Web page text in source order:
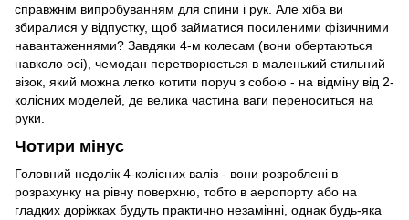
справжнім випробуванням для спини і рук. Але хіба ви
збиралися у відпустку, щоб займатися посиленими фізичними
навантаженнями? Завдяки 4-м колесам (вони обертаються
навколо осі), чемодан перетворюється в маленький стильний
візок, який можна легко котити поруч з собою - на відміну від 2-
колісних моделей, де велика частина ваги переноситься на
руки.
Чотири мінус
Головний недолік 4-колісних валіз - вони розроблені в
розрахунку на рівну поверхню, тобто в аеропорту або на
гладких доріжках будуть практично незамінні, однак будь-яка